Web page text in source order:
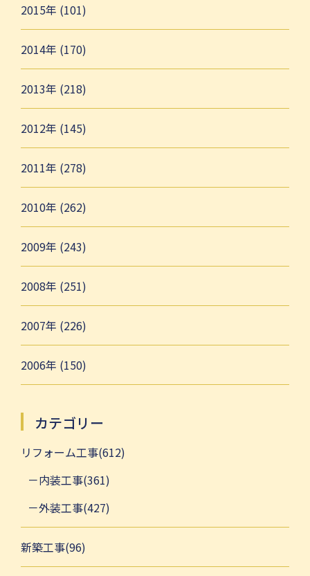
2015年 (101)
2014年 (170)
2013年 (218)
2012年 (145)
2011年 (278)
2010年 (262)
2009年 (243)
2008年 (251)
2007年 (226)
2006年 (150)
カテゴリー
リフォーム工事(612)
内装工事(361)
外装工事(427)
新築工事(96)